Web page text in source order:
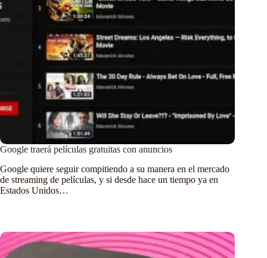
Google traerá películas gratuitas con anuncios
Google quiere seguir compitiendo a su manera en el mercado
de streaming de películas, y si desde hace un tiempo ya en
Estados Unidos…